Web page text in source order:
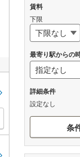
賃料
下限
最寄り駅からの
詳細条件
設定なし
条